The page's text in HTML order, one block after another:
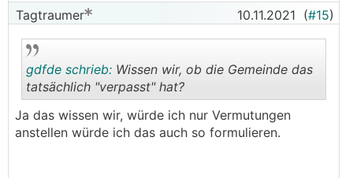
Tagtraumer 10.11.2021 (#15)
..
gdfde schrieb: Wissen wir, ob die Gemeinde das
tatsächlich "verpasst" hat?
Ja das wissen wir, würde ich nur Vermutungen
anstellen würde ich das auch so formulieren.